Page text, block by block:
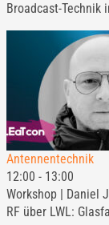
Broadcast-Technik
Antennentechnik
12:00 - 13:00
Workshop | Daniel
RF über LWL: